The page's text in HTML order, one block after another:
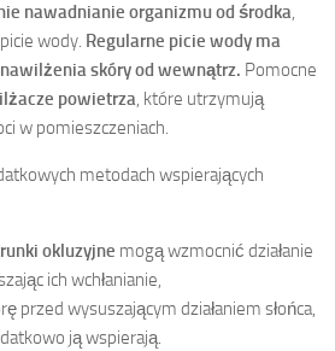
nawadnianie organizmu od środka,
wody. Regularne picie wody ma
skóry od wewnątrz. Pomocne
powietrza, które utrzymują
w pomieszczeniach.
metodach wspierających
okluzyjne mogą wzmocnić działanie
ich wchłanianie,
przed wysuszającym działaniem słońca,
ją wspierają.